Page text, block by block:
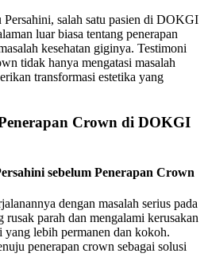
Persahini, salah satu pasien di DOKGI
luar biasa tentang penerapan
kesehatan giginya. Testimoni
tidak hanya mengatasi masalah
transformasi estetika yang
Crown di DOKGI
sebelum Penerapan Crown
dengan masalah serius pada
parah dan mengalami kerusakan
lebih permanen dan kokoh.
penerapan crown sebagai solusi